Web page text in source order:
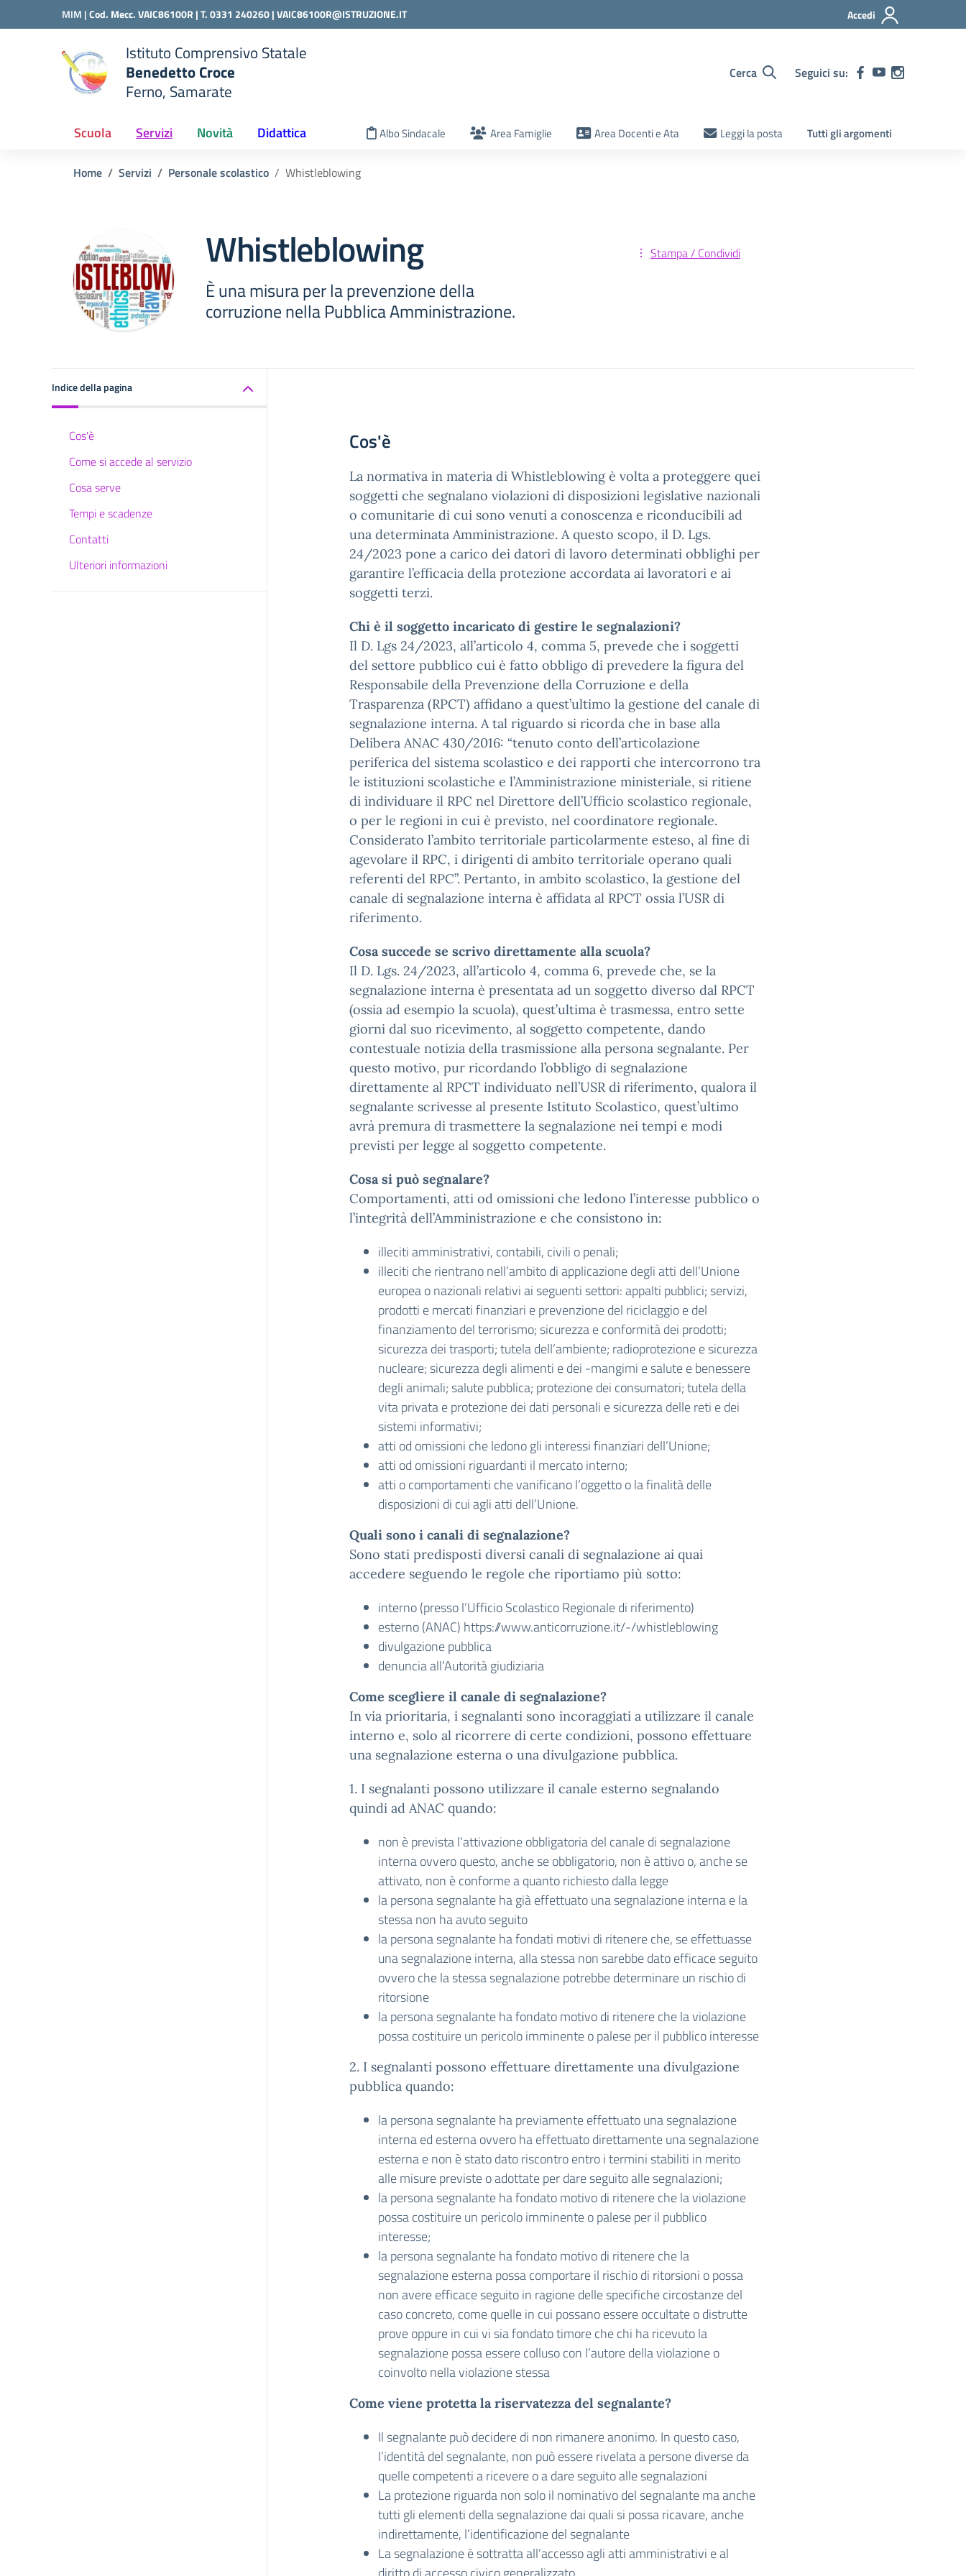
Vai ai contenuti
Vai al menu di navigazione
MIM |Cod. Mecc. VAIC86100R | T. 0331 240260 |VAIC86100R@ISTRUZIONE.IT Accedi
scuola
Istituto Comprensivo Statale
Benedetto Croce
Ferno, Samarate
Cerca Seguici su:
Scuola Servizi Novità Didattica Albo Sindacale Area Famiglie Area Docenti e Ata Leggi la posta Tutti gli argomenti
Home Servizi Personale scolastico Whistleblowing
Whistleblowing
È una misura per la prevenzione della
corruzione nella Pubblica Amministrazione.
Stampa / Condividi
Indice della pagina
Cos'è
Come si accede al servizio
Cosa serve
Tempi e scadenze
Contatti
Ulteriori informazioni
Cos'è
La normativa in materia di Whistleblowing è volta a proteggere quei
soggetti che segnalano violazioni di disposizioni legislative nazionali
o comunitarie di cui sono venuti a conoscenza e riconducibili ad
una determinata Amministrazione. A questo scopo, il D. Lgs.
24/2023 pone a carico dei datori di lavoro determinati obblighi per
garantire l’efficacia della protezione accordata ai lavoratori e ai
soggetti terzi.
Chi è il soggetto incaricato di gestire le segnalazioni?
Il D. Lgs 24/2023, all’articolo 4, comma 5, prevede che i soggetti
del settore pubblico cui è fatto obbligo di prevedere la figura del
Responsabile della Prevenzione della Corruzione e della
Trasparenza (RPCT) affidano a quest’ultimo la gestione del canale di
segnalazione interna. A tal riguardo si ricorda che in base alla
Delibera ANAC 430/2016: “tenuto conto dell’articolazione
periferica del sistema scolastico e dei rapporti che intercorrono tra
le istituzioni scolastiche e l’Amministrazione ministeriale, si ritiene
di individuare il RPC nel Direttore dell’Ufficio scolastico regionale,
o per le regioni in cui è previsto, nel coordinatore regionale.
Considerato l’ambito territoriale particolarmente esteso, al fine di
agevolare il RPC, i dirigenti di ambito territoriale operano quali
referenti del RPC”. Pertanto, in ambito scolastico, la gestione del
canale di segnalazione interna è affidata al RPCT ossia l’USR di
riferimento.
Cosa succede se scrivo direttamente alla scuola?
Il D. Lgs. 24/2023, all’articolo 4, comma 6, prevede che, se la
segnalazione interna è presentata ad un soggetto diverso dal RPCT
(ossia ad esempio la scuola), quest’ultima è trasmessa, entro sette
giorni dal suo ricevimento, al soggetto competente, dando
contestuale notizia della trasmissione alla persona segnalante. Per
questo motivo, pur ricordando l’obbligo di segnalazione
direttamente al RPCT individuato nell’USR di riferimento, qualora il
segnalante scrivesse al presente Istituto Scolastico, quest’ultimo
avrà premura di trasmettere la segnalazione nei tempi e modi
previsti per legge al soggetto competente.
Cosa si può segnalare?
Comportamenti, atti od omissioni che ledono l’interesse pubblico o
l’integrità dell’Amministrazione e che consistono in:
illeciti amministrativi, contabili, civili o penali;
illeciti che rientrano nell’ambito di applicazione degli atti dell’Unione
europea o nazionali relativi ai seguenti settori: appalti pubblici; servizi,
prodotti e mercati finanziari e prevenzione del riciclaggio e del
finanziamento del terrorismo; sicurezza e conformità dei prodotti;
sicurezza dei trasporti; tutela dell’ambiente; radioprotezione e sicurezza
nucleare; sicurezza degli alimenti e dei -mangimi e salute e benessere
degli animali; salute pubblica; protezione dei consumatori; tutela della
vita privata e protezione dei dati personali e sicurezza delle reti e dei
sistemi informativi;
atti od omissioni che ledono gli interessi finanziari dell’Unione;
atti od omissioni riguardanti il mercato interno;
atti o comportamenti che vanificano l’oggetto o la finalità delle
disposizioni di cui agli atti dell’Unione.
Quali sono i canali di segnalazione?
Sono stati predisposti diversi canali di segnalazione ai quai
accedere seguendo le regole che riportiamo più sotto:
interno (presso l’Ufficio Scolastico Regionale di riferimento)
esterno (ANAC) https://www.anticorruzione.it/-/whistleblowing
divulgazione pubblica
denuncia all’Autorità giudiziaria
Come scegliere il canale di segnalazione?
In via prioritaria, i segnalanti sono incoraggiati a utilizzare il canale
interno e, solo al ricorrere di certe condizioni, possono effettuare
una segnalazione esterna o una divulgazione pubblica.
1. I segnalanti possono utilizzare il canale esterno segnalando
quindi ad ANAC quando:
non è prevista l’attivazione obbligatoria del canale di segnalazione
interna ovvero questo, anche se obbligatorio, non è attivo o, anche se
attivato, non è conforme a quanto richiesto dalla legge
la persona segnalante ha già effettuato una segnalazione interna e la
stessa non ha avuto seguito
la persona segnalante ha fondati motivi di ritenere che, se effettuasse
una segnalazione interna, alla stessa non sarebbe dato efficace seguito
ovvero che la stessa segnalazione potrebbe determinare un rischio di
ritorsione
la persona segnalante ha fondato motivo di ritenere che la violazione
possa costituire un pericolo imminente o palese per il pubblico interesse
2. I segnalanti possono effettuare direttamente una divulgazione
pubblica quando:
la persona segnalante ha previamente effettuato una segnalazione
interna ed esterna ovvero ha effettuato direttamente una segnalazione
esterna e non è stato dato riscontro entro i termini stabiliti in merito
alle misure previste o adottate per dare seguito alle segnalazioni;
la persona segnalante ha fondato motivo di ritenere che la violazione
possa costituire un pericolo imminente o palese per il pubblico
interesse;
la persona segnalante ha fondato motivo di ritenere che la
segnalazione esterna possa comportare il rischio di ritorsioni o possa
non avere efficace seguito in ragione delle specifiche circostanze del
caso concreto, come quelle in cui possano essere occultate o distrutte
prove oppure in cui vi sia fondato timore che chi ha ricevuto la
segnalazione possa essere colluso con l’autore della violazione o
coinvolto nella violazione stessa
Come viene protetta la riservatezza del segnalante?
Il segnalante può decidere di non rimanere anonimo. In questo caso,
l’identità del segnalante, non può essere rivelata a persone diverse da
quelle competenti a ricevere o a dare seguito alle segnalazioni
La protezione riguarda non solo il nominativo del segnalante ma anche
tutti gli elementi della segnalazione dai quali si possa ricavare, anche
indirettamente, l’identificazione del segnalante
La segnalazione è sottratta all’accesso agli atti amministrativi e al